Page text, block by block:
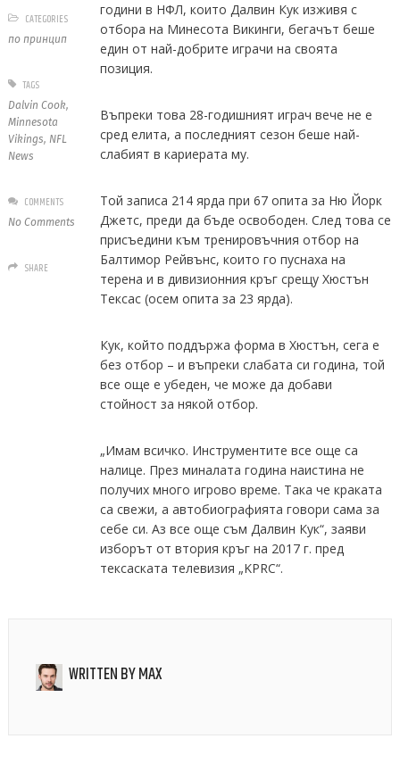
години в НФЛ, които Далвин Кук изживя с
отбора на Минесота Викинги, бегачът беше
един от най-добрите играчи на своята
позиция.
Въпреки това 28-годишният играч вече не е
сред елита, а последният сезон беше най-
слабият в кариерата му.
Той записа 214 ярда при 67 опита за Ню Йорк
Джетс, преди да бъде освободен. След това се
присъедини към тренировъчния отбор на
Балтимор Рейвънс, които го пуснаха на
терена и в дивизионния кръг срещу Хюстън
Тексас (осем опита за 23 ярда).
Кук, който поддържа форма в Хюстън, сега е
без отбор – и въпреки слабата си година, той
все още е убеден, че може да добави
стойност за някой отбор.
„Имам всичко. Инструментите все още са
налице. През миналата година наистина не
получих много игрово време. Така че краката
са свежи, а автобиографията говори сама за
себе си. Аз все още съм Далвин Кук“, заяви
изборът от втория кръг на 2017 г. пред
тексаската телевизия „KPRC“.
CATEGORIES
по принцип
TAGS
Dalvin Cook,
Minnesota
Vikings, NFL
News
COMMENTS
No Comments
SHARE
WRITTEN BYMAX